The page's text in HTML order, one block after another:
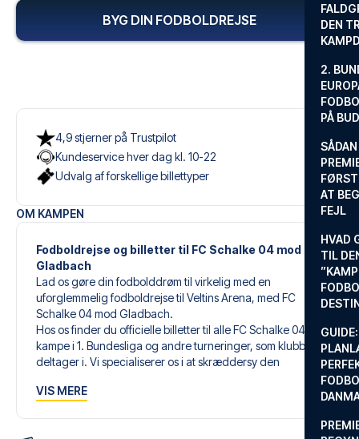
DEN
2.
PÅ
AT
FEJL
HVAD
TIL
4,9 stjerner på Trustpilot
Kundeservice hver dag kl. 10-22
Udvalg af forskellige billettyper
OM KAMPEN
Fodboldrejse og billetter til FC Schalke 04 mod
Gladbach
Lad os gøre din fodbolddrøm til virkelig med en
uforglemmelig fodboldrejse til Veltins Arena, med FC
Schalke 04 mod Gladbach.
Hos os finder du officielle billetter til alle FC Schalke 04s
kampe i 1. Bundesliga og andre turneringer, som klubben
deltager i. Vi specialiserer os i at skræddersy den
ønsker og behov.
VIS MERE
BYG DIN FODBOLDREJSE